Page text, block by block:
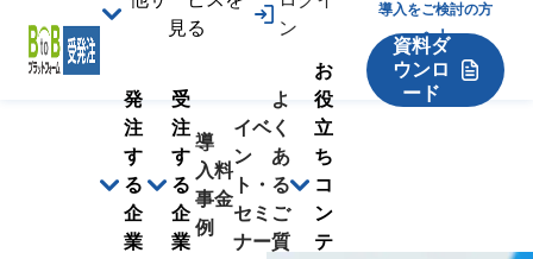
見る
ン
発
注
す
る
企
業
受
注
す
る
企
業
導
入
事
例
料
金
イベ
ン
ト・
セミ
ナー
よ
く
あ
る
ご
質
お
役
立
ち
コ
ン
テ
導入をご検討の方
へ！
資料ダ
ウンロ
ード